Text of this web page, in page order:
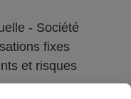
- Société
fixes
et risques